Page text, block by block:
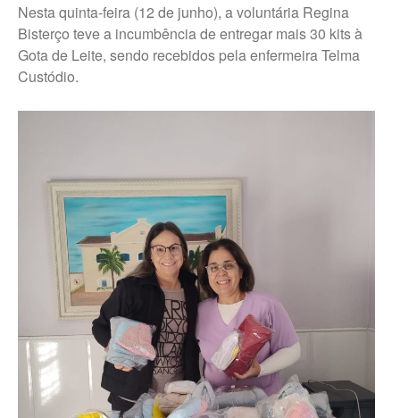
Fale Conosco – Ibirarema
Fale Conosco – Campos Novos
Paulista
Nesta quinta-feira (12 de junho), a voluntária Regina
Bisterço teve a incumbência de entregar mais 30 kits à
Gota de Leite, sendo recebidos pela enfermeira Telma
Custódio.